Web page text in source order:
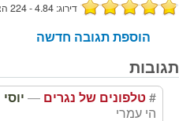
דירוג: 4.84 - 224 הצבעות
הוספת תגובה חדשה
תגובות
# טלפונים של נגרים — יוסי
הי עמרי